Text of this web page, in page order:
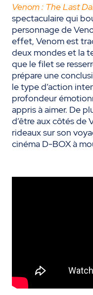
Venom : The Last
spectaculaire qui
personnage de
effet, Venom est
deux mondes et la
que le filet se
prépare une
le type d’action
profondeur
appris à aimer. De
d’être aux côtés de
rideaux sur son
cinéma D-BOX à